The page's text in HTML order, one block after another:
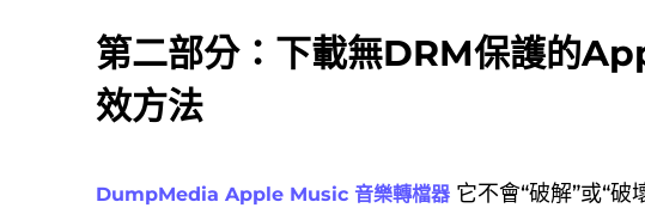
第二部分：下載無DRM保護的
效方法
DumpMedia Apple Music 音樂轉檔器 它不會“破解”或“